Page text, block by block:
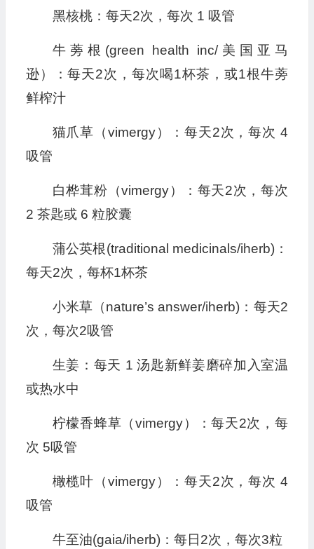
黑核桃：每天2次，每次 1 吸管
牛蒡根(green health inc/美国亚马
逊）：每天2次，每次喝1杯茶，或1根牛蒡
鲜榨汁
猫爪草（vimergy）：每天2次，每次 4
吸管
白桦茸粉（vimergy）：每天2次，每次
2 茶匙或 6 粒胶囊
蒲公英根(traditional medicinals/iherb)：
每天2次，每杯1杯茶
小米草（nature’s answer/iherb)：每天2
次，每次2吸管
生姜：每天 1 汤匙新鲜姜磨碎加入室温
或热水中
柠檬香蜂草（vimergy）：每天2次，每
次 5吸管
橄榄叶（vimergy）：每天2次，每次 4
吸管
牛至油(gaia/iherb)：每日2次，每次3粒